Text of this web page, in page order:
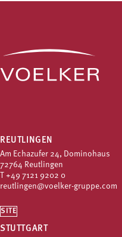
REUTLINGEN
Am Echazufer 24, Dominohaus
72764 Reutlingen
+49 7121 9202 0
reutlingen@voelker-gruppe.com
SITE
STUTTGART